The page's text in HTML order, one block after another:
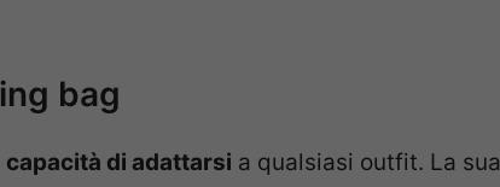
bag
capacità di adattarsi a qualsiasi outfit. La sua